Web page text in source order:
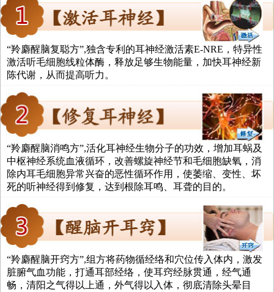
法
“羚麝醒脑复聪方”,独含专利的耳神经激活素E-NRE，特异性
激活听毛细胞线粒体酶，释放足够生物能量，加快耳神经新
陈代谢，从而提高听力。
“羚麝醒脑消鸣方”,活化耳神经生物分子的功效，增加耳蜗及
中枢神经系统血液循环，改善螺旋神经节和毛细胞缺氧，消
除内耳毛细胞异常兴奋的恶性循环作用，使萎缩、变性、坏
死的听神经得到修复，达到根除耳鸣、耳聋的目的。
“羚麝醒脑开窍方”,组方将药物循经络和穴位传入体内，激发
脏腑气血功能，打通耳部经络，使耳窍经脉贯通，经气通
畅，清阳之气得以上通，外气得以入体，彻底清除头晕目